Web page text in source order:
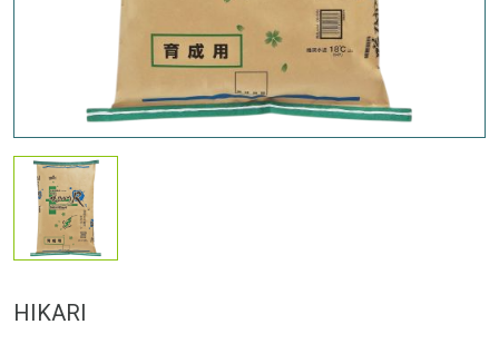
HIKARI